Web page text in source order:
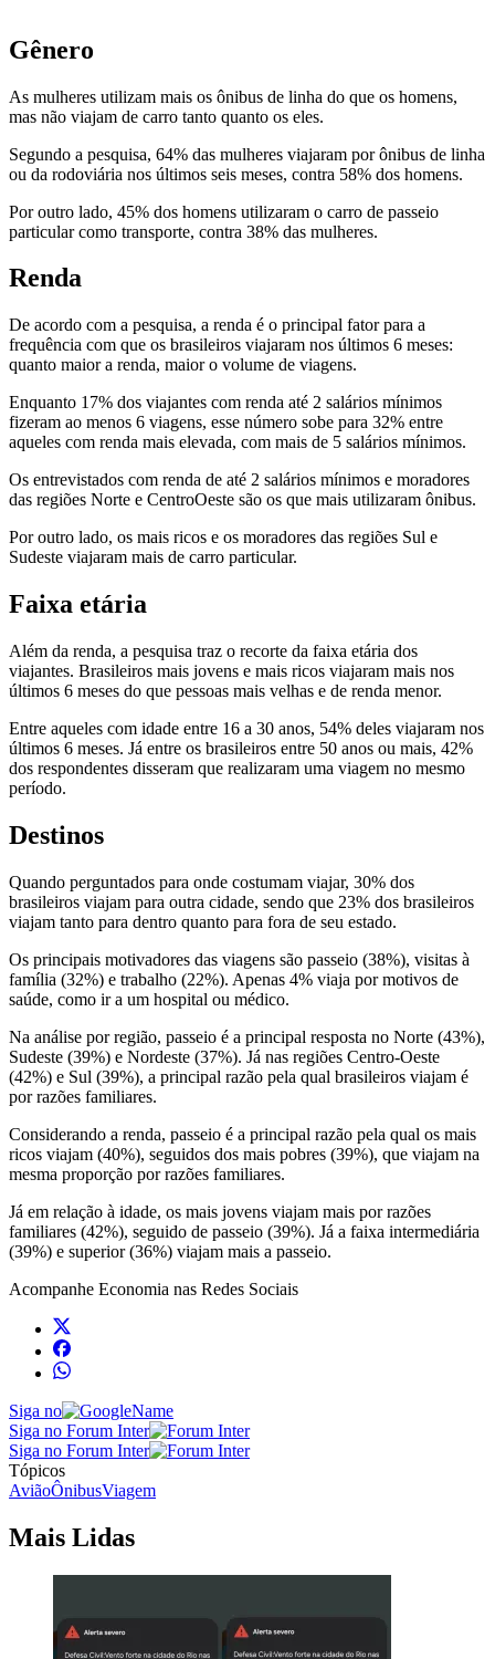
Gênero
As mulheres utilizam mais os ônibus de linha do que os homens,
mas não viajam de carro tanto quanto os eles.
Segundo a pesquisa, 64% das mulheres viajaram por ônibus de linha
ou da rodoviária nos últimos seis meses, contra 58% dos homens.
Por outro lado, 45% dos homens utilizaram o carro de passeio
particular como transporte, contra 38% das mulheres.
Renda
De acordo com a pesquisa, a renda é o principal fator para a
frequência com que os brasileiros viajaram nos últimos 6 meses:
quanto maior a renda, maior o volume de viagens.
Enquanto 17% dos viajantes com renda até 2 salários mínimos
fizeram ao menos 6 viagens, esse número sobe para 32% entre
aqueles com renda mais elevada, com mais de 5 salários mínimos.
Os entrevistados com renda de até 2 salários mínimos e moradores
das regiões Norte e CentroOeste são os que mais utilizaram ônibus.
Por outro lado, os mais ricos e os moradores das regiões Sul e
Sudeste viajaram mais de carro particular.
Faixa etária
Além da renda, a pesquisa traz o recorte da faixa etária dos
viajantes. Brasileiros mais jovens e mais ricos viajaram mais nos
últimos 6 meses do que pessoas mais velhas e de renda menor.
Entre aqueles com idade entre 16 a 30 anos, 54% deles viajaram nos
últimos 6 meses. Já entre os brasileiros entre 50 anos ou mais, 42%
dos respondentes disseram que realizaram uma viagem no mesmo
período.
Destinos
Quando perguntados para onde costumam viajar, 30% dos
brasileiros viajam para outra cidade, sendo que 23% dos brasileiros
viajam tanto para dentro quanto para fora de seu estado.
Os principais motivadores das viagens são passeio (38%), visitas à
família (32%) e trabalho (22%). Apenas 4% viaja por motivos de
saúde, como ir a um hospital ou médico.
Na análise por região, passeio é a principal resposta no Norte (43%),
Sudeste (39%) e Nordeste (37%). Já nas regiões Centro-Oeste
(42%) e Sul (39%), a principal razão pela qual brasileiros viajam é
por razões familiares.
Considerando a renda, passeio é a principal razão pela qual os mais
ricos viajam (40%), seguidos dos mais pobres (39%), que viajam na
mesma proporção por razões familiares.
Já em relação à idade, os mais jovens viajam mais por razões
familiares (42%), seguido de passeio (39%). Já a faixa intermediária
(39%) e superior (36%) viajam mais a passeio.
Acompanhe Economia nas Redes Sociais
Siga no
Siga no Forum Inter
Siga no Forum Inter
Tópicos
AviãoÔnibusViagem
Mais Lidas